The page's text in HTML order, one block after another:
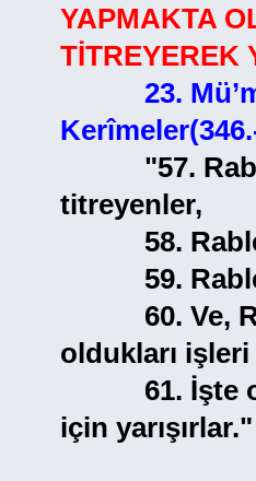
YAPMAKTA
TİTREYEREK
23.
"57.
titreyenler,
58.
59.
60. Ve,
oldukları
61. İşte
için yarışırlar."